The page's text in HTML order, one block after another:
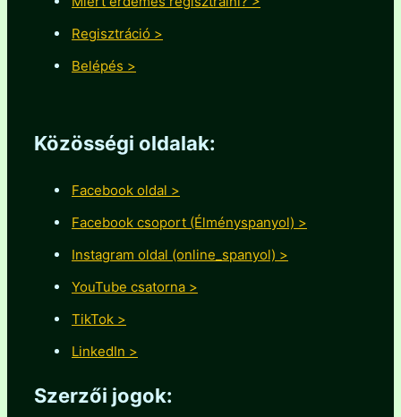
Regisztráció >
Belépés >
Közösségi oldalak:
Facebook oldal >
Facebook csoport (Élményspanyol) >
Instagram oldal (online_spanyol) >
YouTube csatorna >
TikTok >
LinkedIn >
Szerzői jogok: